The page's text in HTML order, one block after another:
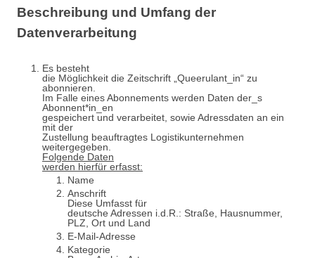
Beschreibung und Umfang der
Datenverarbeitung
Es besteht
die Möglichkeit die Zeitschrift „Queerulant_in“ zu
abonnieren.
Im Falle eines Abonnements werden Daten der_s
Abonnent*in_en
gespeichert und verarbeitet, sowie Adressdaten an ein
mit der
Zustellung beauftragtes Logistikunternehmen
weitergegeben.
Folgende Daten
werden hierfür erfasst:
Name
Anschrift
Diese Umfasst für
deutsche Adressen i.d.R.: Straße, Hausnummer,
PLZ, Ort und Land
E-Mail-Adresse
Kategorie